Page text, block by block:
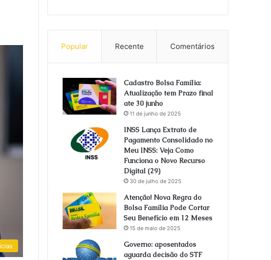
Popular Recente Comentários
Cadastro Bolsa Família:
Atualização tem Prazo final
ate 30 junho
11 de junho de 2025
INSS Lança Extrato de
Pagamento Consolidado no
Meu INSS: Veja Como
Funciona o Novo Recurso
Digital (29)
30 de julho de 2025
Atenção! Nova Regra do
Bolsa Família Pode Cortar
Seu Benefício em 12 Meses
15 de maio de 2025
Governo: aposentados
aguarda decisão do STF